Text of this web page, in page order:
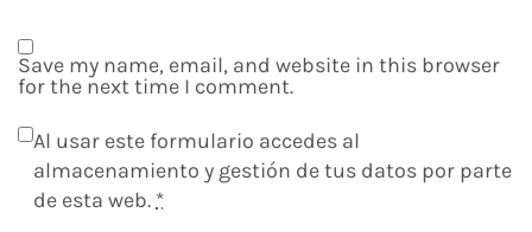
Save my name, email, and website in this browser
for the next time I comment.
Al usar este formulario accedes al
almacenamiento y gestión de tus datos por parte
de esta web. *